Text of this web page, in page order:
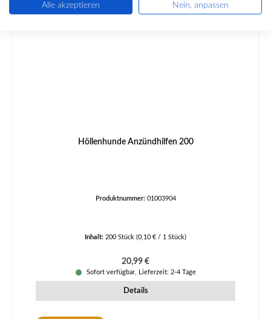
Nur 1 auf Lager!
Höllenhunde Anzündhilfen 200
Produktnummer: 01003904
Inhalt: 200 Stück (0,10 € / 1 Stück)
Regulärer Preis:
20,99 €
Sofort verfügbar, Lieferzeit: 2-4 Tage
Details
Alle akzeptieren Nein, anpassen